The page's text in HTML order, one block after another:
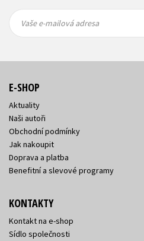
mailová
mailová
Vaše e-mailová adresa
E-SHOP
Aktuality
Naši autoři
Obchodní podmínky
Jak nakoupit
Doprava a platba
Benefitní a slevové programy
KONTAKTY
Kontakt na e-shop
Sídlo společnosti